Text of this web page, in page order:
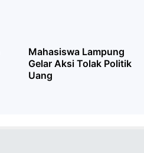
Mahasiswa Lampung
Gelar Aksi Tolak Politik
Uang